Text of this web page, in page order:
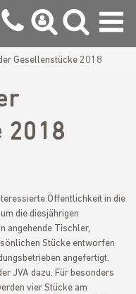
Gesellenstücke 2018
2018
Öffentlichkeit in die
die diesjährigen
angehende Tischler,
Stücke entworfen
angefertigt.
JVA dazu. Für besonders
vier Stücke am